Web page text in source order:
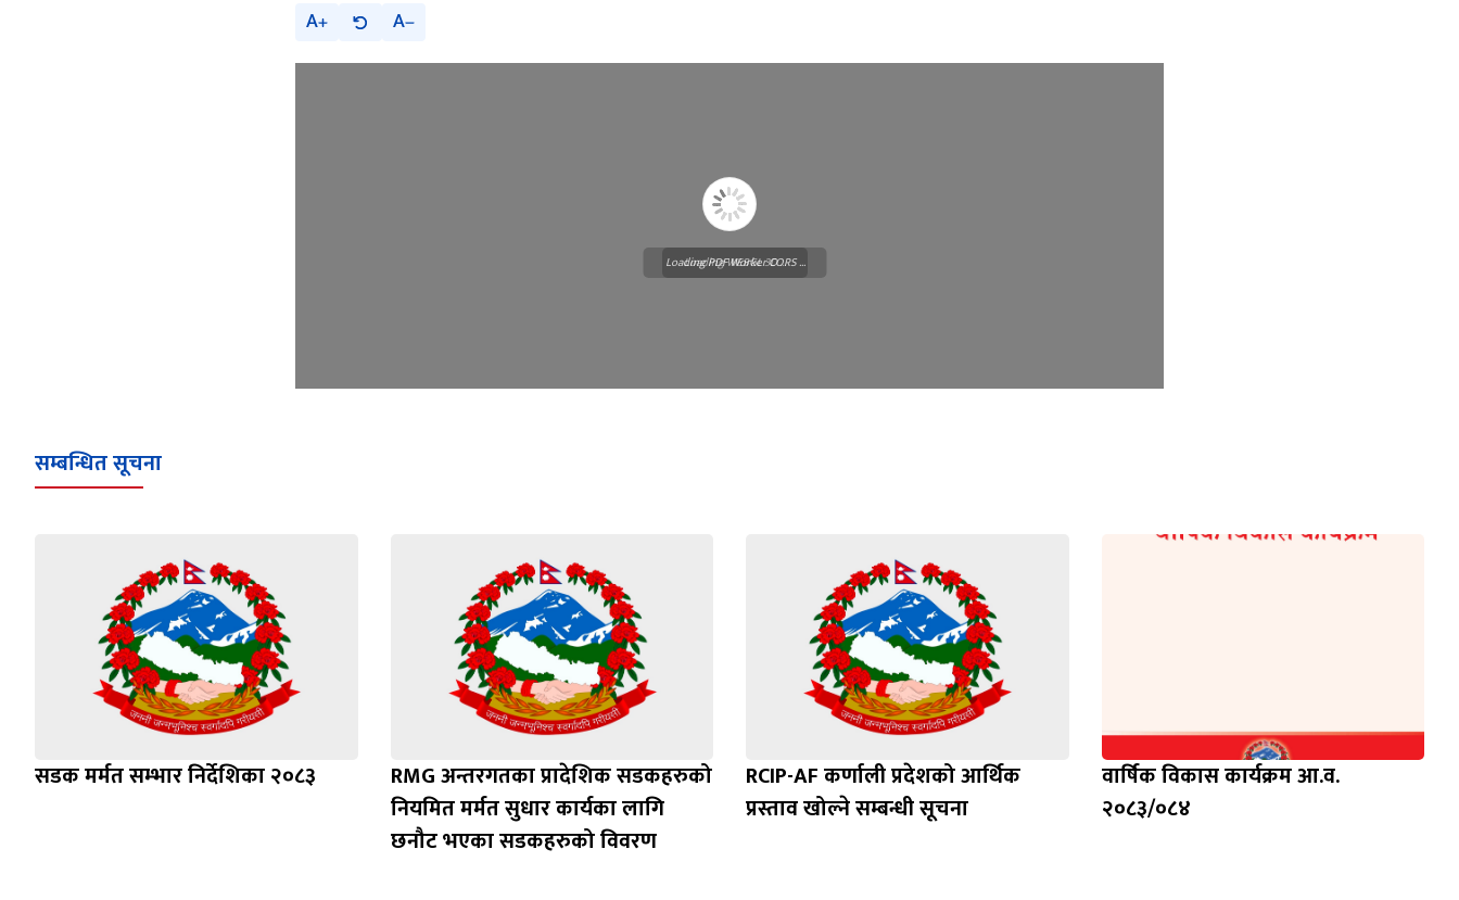
A A
Loading WEBGL 3D ...
Loading PDF Worker CORS ...
सम्बन्धित सूचना
सडक मर्मत सम्भार निर्देशिका २०८३
RMG अन्तरगतका प्रादेशिक सडकहरुको
नियमित मर्मत सुधार कार्यका लागि
छनौट भएका सडकहरुको विवरण
RCIP-AF कर्णाली प्रदेशको आर्थिक
प्रस्ताव खोल्ने सम्बन्धी सूचना
वार्षिक विकास कार्यक्रम आ.व.
२०८३/०८४